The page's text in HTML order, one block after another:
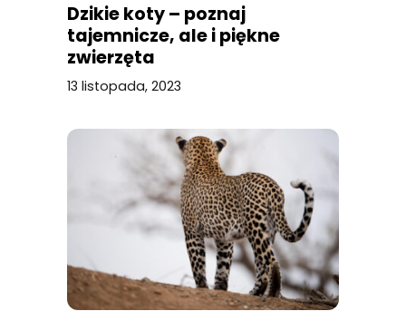
Dzikie koty – poznaj
tajemnicze, ale i piękne
zwierzęta
13 listopada, 2023